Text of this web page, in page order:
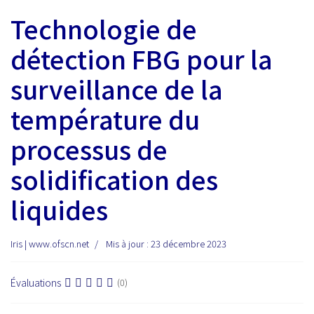
Technologie de
détection FBG pour la
surveillance de la
température du
processus de
solidification des
liquides
Iris | www.ofscn.net Mis à jour : 23 décembre 2023
Évaluations (0)